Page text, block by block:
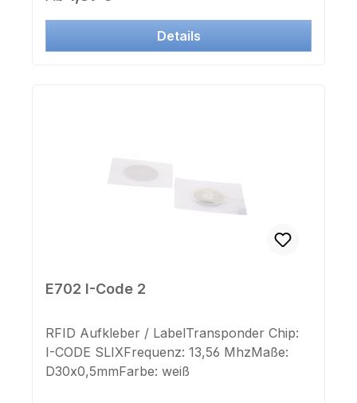
Chipnummer: nein
Details
E702 I-Code 2
RFID Aufkleber / LabelTransponder Chip:
I-CODE SLIXFrequenz: 13,56 MhzMaße:
D30x0,5mmFarbe: weiß